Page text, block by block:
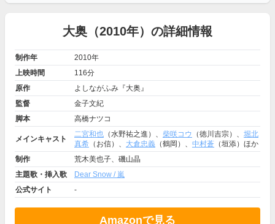
大奥（2010年）の詳細情報
制作年
2010年
上映時間
116分
原作
よしながふみ『大奥』
監督
金子文紀
脚本
高橋ナツコ
メインキャスト
二宮和也 （水野祐之進）、 柴咲コウ （徳川吉宗）、 堀北
真希 （お信）、 大倉忠義 （鶴岡）、 中村蒼 （垣添）ほか
制作
荒木美也子、磯山晶
主題歌・挿入歌
Dear Snow / 嵐
公式サイト
-
Amazonで見る